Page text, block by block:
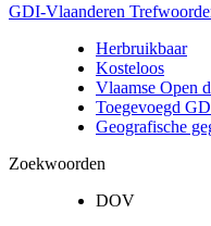
GDI-Vlaanderen
Herbruikbaar
Kosteloos
Vlaamse Open
Toegevoegd
Geografische
Zoekwoorden
DOV